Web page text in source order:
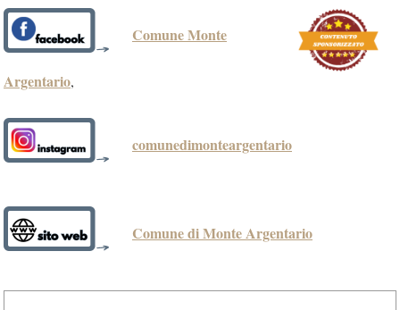
Comune Monte
Argentario,
comunedimonteargentario
Comune di Monte Argentario